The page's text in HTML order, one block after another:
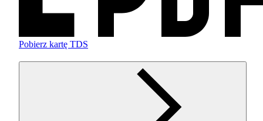
Pobierz kartę TDS